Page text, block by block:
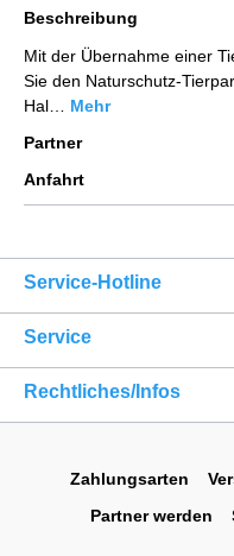
Beschreibung
Mit der Übernahme einer
Sie den Naturschutz-
Hal… Mehr
Partner
Anfahrt
Service-Hotline
Service
Rechtliches/Infos
Zahlungsarten
Partner werden